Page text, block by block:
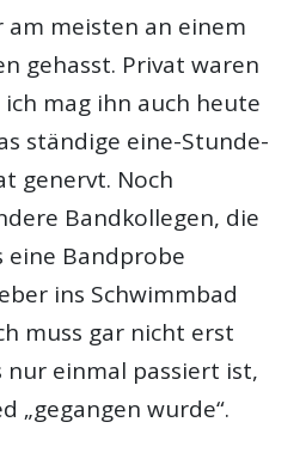
am meisten an einem
gehasst. Privat waren
mag ihn auch heute
ständige eine-Stunde-
genervt. Noch
Bandkollegen, die
Bandprobe
ins Schwimmbad
muss gar nicht erst
nur einmal passiert ist,
„gegangen wurde“.